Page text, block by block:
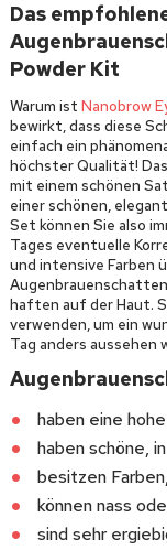
Das
Powder Kit
Warum ist Nanobrow
bewirkt, dass diese
einfach ein
höchster Qualität!
mit einem schönen
einer schönen,
Set können Sie also
Tages eventuelle
und intensive Farben
haften auf der Haut.
verwenden, um ein
Tag anders aussehen
haben eine
haben schöne,
besitzen
können nass
sind sehr